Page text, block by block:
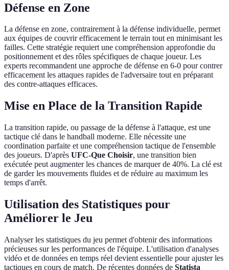
Défense en Zone
La défense en zone, contrairement à la défense individuelle, permet
aux équipes de couvrir efficacement le terrain tout en minimisant les
failles. Cette stratégie requiert une compréhension approfondie du
positionnement et des rôles spécifiques de chaque joueur. Les
experts recommandent une approche de défense en 6-0 pour contrer
efficacement les attaques rapides de l'adversaire tout en préparant
des contre-attaques efficaces.
Mise en Place de la Transition Rapide
La transition rapide, ou passage de la défense à l'attaque, est une
tactique clé dans le handball moderne. Elle nécessite une
coordination parfaite et une compréhension tactique de l'ensemble
des joueurs. D'après UFC-Que Choisir, une transition bien
exécutée peut augmenter les chances de marquer de 40%. La clé est
de garder les mouvements fluides et de réduire au maximum les
temps d'arrêt.
Utilisation des Statistiques pour
Améliorer le Jeu
Analyser les statistiques du jeu permet d'obtenir des informations
précieuses sur les performances de l'équipe. L'utilisation d'analyses
vidéo et de données en temps réel devient essentielle pour ajuster les
tactiques en cours de match. De récentes données de Statista